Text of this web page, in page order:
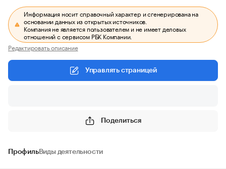
Информация носит справочный характер и сгенерирована на
основании данных из открытых источников.
Компания не является пользователем и не имеет деловых
отношений с сервисом РБК Компании.
Редактировать описание
Управлять страницей
Поделиться
ПрофильВиды деятельности